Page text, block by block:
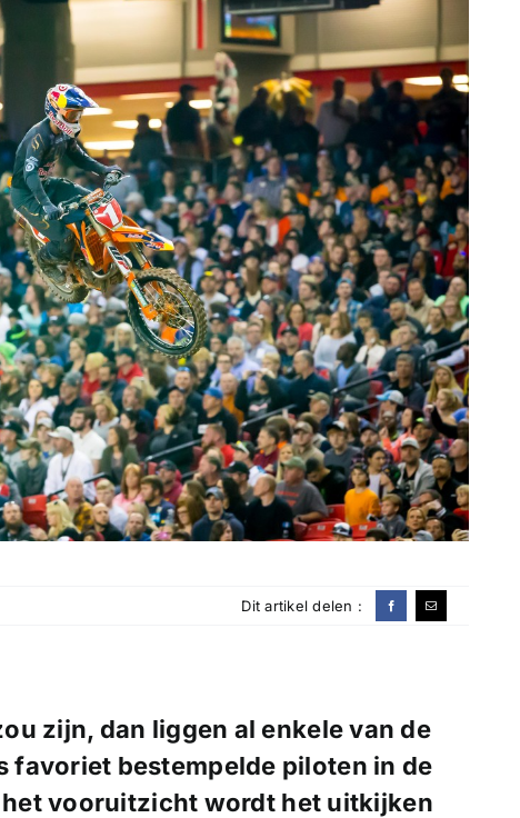
Dit artikel delen :
zijn, dan liggen al enkele van de
favoriet bestempelde piloten in de
vooruitzicht wordt het uitkijken